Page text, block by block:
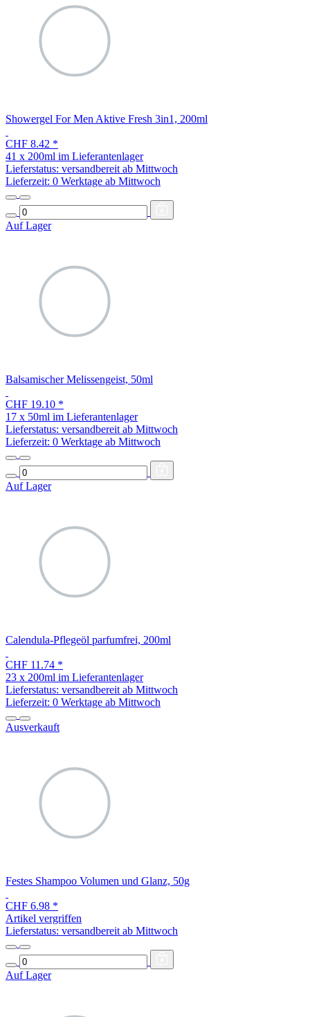
Showergel For Men Aktive Fresh 3in1, 200ml
CHF 8.42 *
41 x 200ml im Lieferantenlager
Lieferstatus: versandbereit ab Mittwoch
Lieferzeit: 0 Werktage ab Mittwoch
Auf Lager
Balsamischer Melissengeist, 50ml
CHF 19.10 *
17 x 50ml im Lieferantenlager
Lieferstatus: versandbereit ab Mittwoch
Lieferzeit: 0 Werktage ab Mittwoch
Auf Lager
Calendula-Pflegeöl parfumfrei, 200ml
CHF 11.74 *
23 x 200ml im Lieferantenlager
Lieferstatus: versandbereit ab Mittwoch
Lieferzeit: 0 Werktage ab Mittwoch
Ausverkauft
Festes Shampoo Volumen und Glanz, 50g
CHF 6.98 *
Artikel vergriffen
Lieferstatus: versandbereit ab Mittwoch
Auf Lager